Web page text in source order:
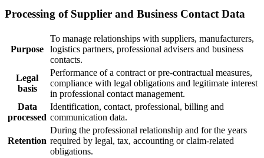
Processing of Supplier and Business Contact Data
Purpose
To manage relationships with suppliers, manufacturers,
logistics partners, professional advisers and business
contacts.
Legal
basis
Performance of a contract or pre-contractual measures,
compliance with legal obligations and legitimate interest
in professional contact management.
Data
processed
Identification, contact, professional, billing and
communication data.
Retention
During the professional relationship and for the years
required by legal, tax, accounting or claim-related
obligations.